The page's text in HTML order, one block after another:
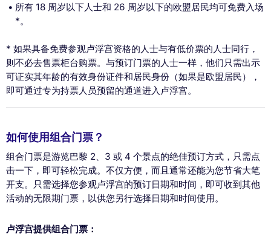
所有 18 周岁以下人士和 26 周岁以下的欧盟居民均可免费入场
*。
* 如果具备免费参观卢浮宫资格的人士与有低价票的人士同行，
则不必去售票柜台购票。与预订门票的人士一样，他们只需出示
可证实其年龄的有效身份证件和居民身份（如果是欧盟居民），
即可通过专为持票人员预留的通道进入卢浮宫。
如何使用组合门票？
组合门票是游览巴黎 2、3 或 4 个景点的绝佳预订方式，只需点
击一下，即可轻松完成。不仅方便，而且通常还能为您节省大笔
开支。只需选择您参观卢浮宫的预订日期和时间，即可收到其他
活动的无限期门票，以供您另行选择日期和时间使用。
卢浮宫提供组合门票：